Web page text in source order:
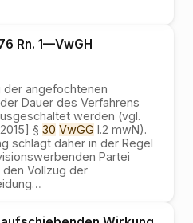
Rn. 1—VwGH
der angefochtenen
Dauer des Verfahrens
werden (vgl.
§ 30 VwGG I.2 mwN).
schlägt daher in der Regel
Partei
Vollzug der
…